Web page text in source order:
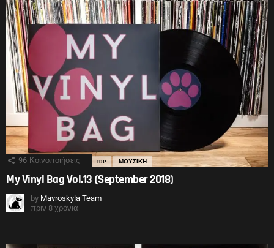
96 Κοινοποιήσεις TOP ΜΟΥΣΙΚΗ
My Vinyl Bag Vol.13 (September 2018)
by Mavroskyla Team
πριν 8 χρόνια